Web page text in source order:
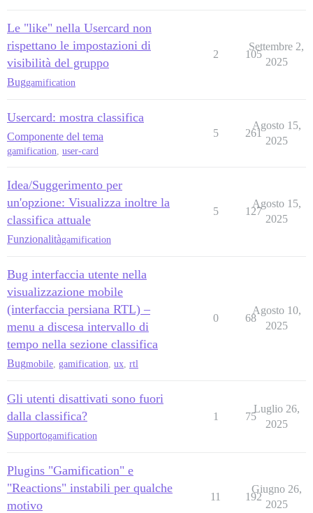
Le "like" nella Usercard non
rispettano le impostazioni di
visibilità del gruppo
Buggamification
2 105
Settembre 2,
2025
Usercard: mostra classifica
Componente del tema
gamification, user-card
5 261
Agosto 15,
2025
Idea/Suggerimento per
un'opzione: Visualizza inoltre la
classifica attuale
Funzionalitàgamification
5 127
Agosto 15,
2025
Bug interfaccia utente nella
visualizzazione mobile
(interfaccia persiana RTL) –
menu a discesa intervallo di
tempo nella sezione classifica
Bugmobile gamification ux rtl
0 68
Agosto 10,
2025
Gli utenti disattivati sono fuori
dalla classifica?
Supportogamification
1 75
Luglio 26,
2025
Plugins "Gamification" e
"Reactions" instabili per qualche
motivo
11 192
Giugno 26,
2025